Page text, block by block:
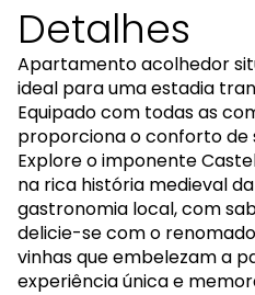
Detalhes
Apartamento acolhedor
ideal para uma estadia
Equipado com todas as
proporciona o conforto de
Explore o imponente
na rica história medieval
gastronomia local, com
delicie-se com o
vinhas que embelezam a
experiência única e